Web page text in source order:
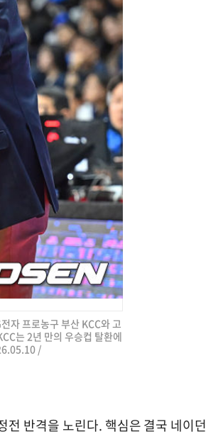
자 프로농구 부산 KCC와 고
는 2년 만의 우승컵 탈환에
/
반격을 노린다. 핵심은 결국 네이던